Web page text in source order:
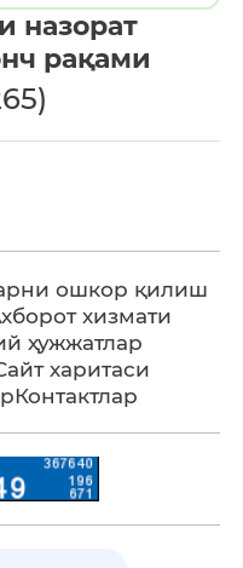
назорат
рақами
ошкор қилиш
хизмати
ҳужжатлар
харитаси
Контактлар